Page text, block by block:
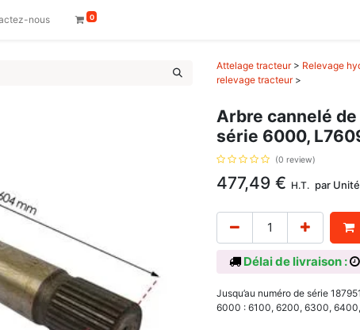
nous 0
Attelage tracteur> Relevage
relevage tracteur>
Arbre cannelé
série 6000,
(0 review)
477,49 € H.T. par
Délai de livraison :
Jusqu’au numéro de série
6000 : 6100, 6200, 6300,